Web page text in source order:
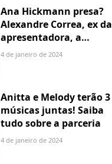
Ana Hickmann presa?
Alexandre Correa, ex da
apresentadora, a
denuncia por alienação
4 de janeiro de 2024
Anitta e Melody terão 3
músicas juntas! Saiba
tudo sobre a parceria
4 de janeiro de 2024